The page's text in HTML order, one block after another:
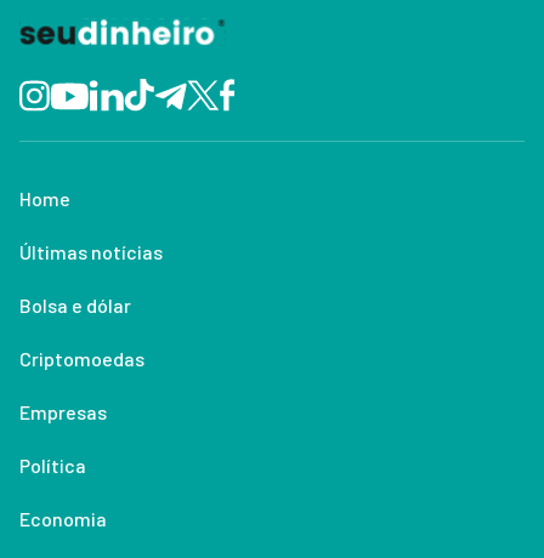
Home
Últimas notícias
Bolsa e dólar
Criptomoedas
Empresas
Política
Economia